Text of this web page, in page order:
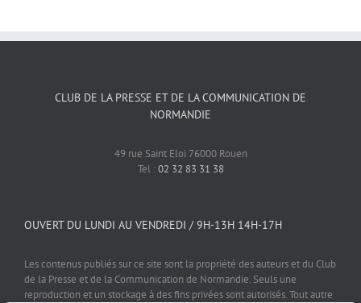
CLUB DE LA PRESSE ET DE LA COMMUNICATION DE
NORMANDIE
49 rue Saint Eloi 76000 Rouen
Tel :02 32 83 31 38
OUVERT DU LUNDI AU VENDREDI / 9H-13H 14H-17H
Les contenus publiés sur ce site sont la propriété des auteurs et du Club
de la Presse et de la Communication de Normandie. Seuls une
reproduction et un stockage à des fins privées sont autorisés. Tout autre